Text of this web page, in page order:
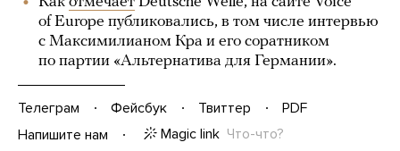
of Europe публиковались, в том числе интервью
с Максимилианом Кра и его соратником
по партии «Альтернатива для Германии».
Телеграм Фейсбук Твиттер
PDF
Напишите нам
Magic link Что-что?